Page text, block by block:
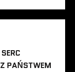
PAŃSTWEM